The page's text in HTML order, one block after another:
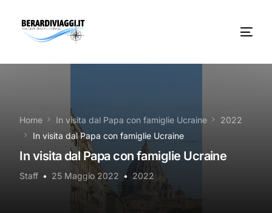
Home In visita dal Papa con famiglie Ucraine
2022
In visita dal Papa con famiglie Ucraine
In visita dal Papa con famiglie Ucraine
Staff 25 Maggio 2022 2022
Noleggio
Autobus servizi
Vacanze Viaggi Frosinone